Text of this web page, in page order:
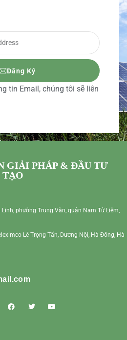
Đăng Ký
tin Email, chúng tôi sẽ liên
GIẢI PHÁP & ĐẦU TƯ
TẠO
phường Trung Văn, quận Nam Từ Liêm,
Lê Trọng Tấn, Dương Nội, Hà Đông, Hà